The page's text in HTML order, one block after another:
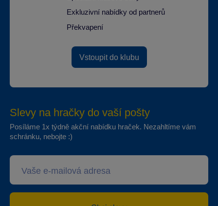
Exkluzivní nabídky od partnerů
Překvapení
Vstoupit do klubu
Slevy na hračky do vaší pošty
Posíláme 1x týdně akční nabídku hraček. Nezahltíme vám
schránku, nebojte :)